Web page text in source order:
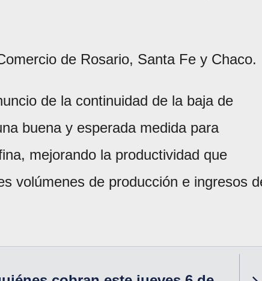
de Rosario, Santa Fe y Chaco.
de la continuidad de la baja de
buena y esperada medida para
mejorando la productividad que
volúmenes de producción e ingresos